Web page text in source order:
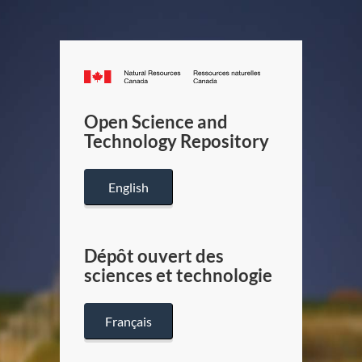
Canada.ca
/
Canada
Open Science and
Technology Repository
English
Dépôt ouvert des
sciences et technologie
Français